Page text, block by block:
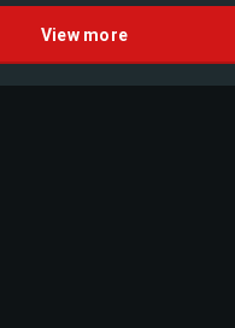
View more